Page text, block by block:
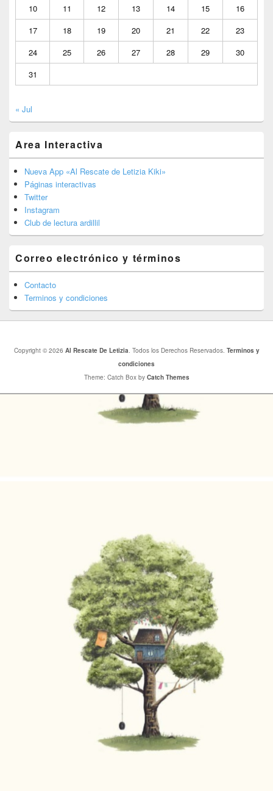
10
11 12 13 14 15
16
17
18 19 20 21 22
23
24
25 26 27 28 29
30
31
« Jul
Area Interactiva
Nueva App «Al Rescate de Letizia Kiki»
Páginas interactivas
Twitter
Instagram
Club de lectura ardillil
Correo electrónico y términos
Contacto
Terminos y condiciones
Copyright © 2026 Al Rescate De Letizia. Todos los Derechos Reservados. Terminos y
condiciones
Theme: Catch Box by Catch Themes